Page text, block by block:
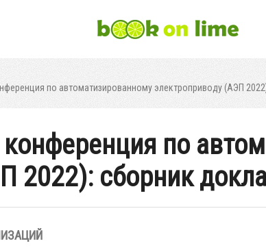
по автоматизированному электроприводу (АЭП
по
2022): сборник